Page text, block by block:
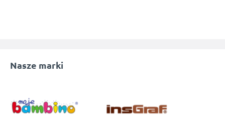
Nasze marki